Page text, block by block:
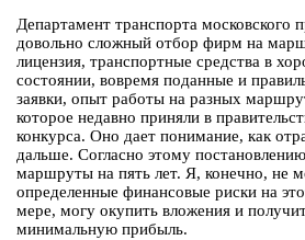
Департамент транспорта московского
довольно сложный отбор фирм на
лицензия, транспортные средства в
состоянии, вовремя поданные и
заявки, опыт работы на разных
которое недавно приняли в
конкурса. Оно дает понимание, как
дальше. Согласно этому
маршруты на пять лет. Я, конечно, не
определенные финансовые риски на
мере, могу окупить вложения и
минимальную прибыль.